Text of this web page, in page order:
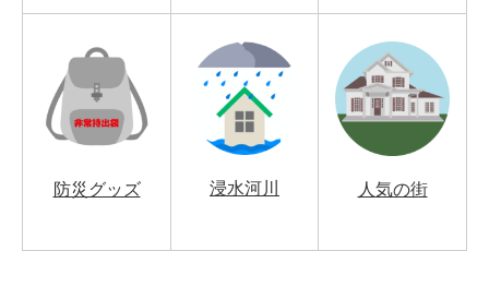
防災グッズ 浸水河川 人気の街